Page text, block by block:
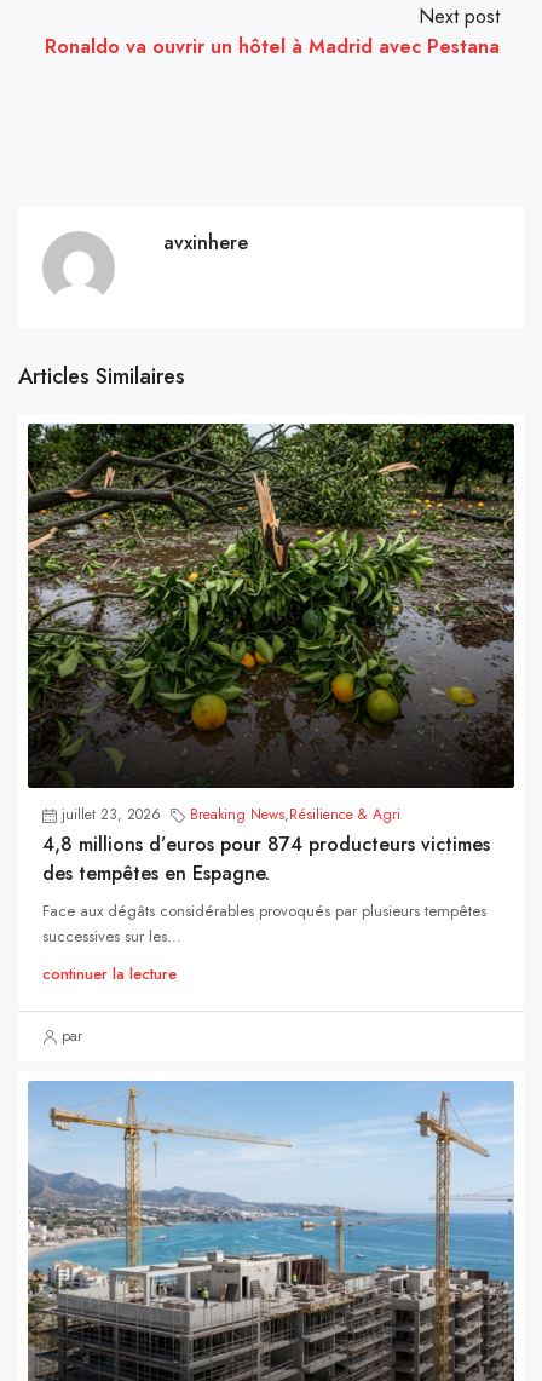
Next post
Ronaldo va ouvrir un hôtel à Madrid avec Pestana
avxinhere
Articles Similaires
juillet 23, 2026 Breaking News,Résilience & Agri
4,8 millions d’euros pour 874 producteurs victimes
des tempêtes en Espagne.
Face aux dégâts considérables provoqués par plusieurs tempêtes
successives sur les...
continuer la lecture
par